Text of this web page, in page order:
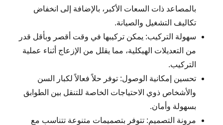
بالمصاعد ذات السعات الأكبر، بالإضافة إلى انخفاض
تكاليف التشغيل والصيانة.
سهولة التركيب: يمكن تركيبها في وقت أقصر وبأقل قدر
من التعديلات الهيكلية، مما يقلل من الإزعاج أثناء عملية
التركيب.
تحسين إمكانية الوصول: توفر حلاً فعالاً لكبار السن
والأشخاص ذوي الاحتياجات الخاصة للتنقل بين الطوابق
بسهولة وأمان.
مرونة التصميم: تتوفر بتصميمات متنوعة تتناسب مع